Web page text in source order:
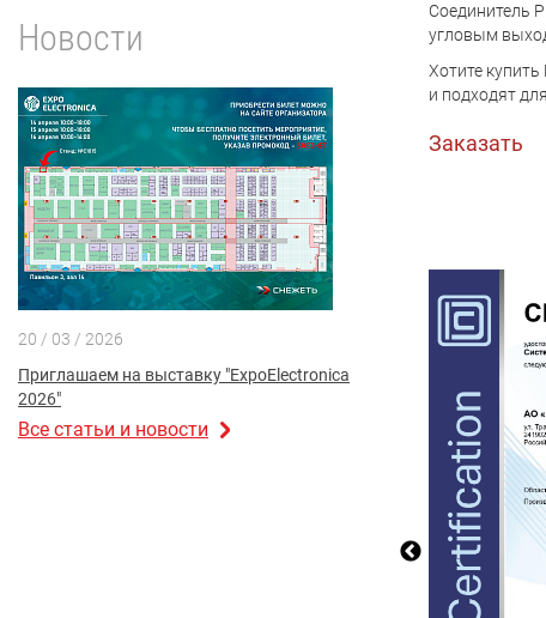
Новости
20 / 03 / 2026
Приглашаем на выставку "ExpoElectronica
2026"
Все статьи и новости
Соединитель
угловым
Хотите
и подходят
Заказать